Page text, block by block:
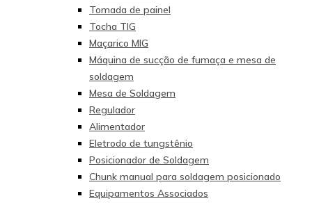
Tomada de painel
Tocha TIG
Maçarico MIG
Máquina de sucção de fumaça e mesa de
soldagem
Mesa de Soldagem
Regulador
Alimentador
Eletrodo de tungstênio
Posicionador de Soldagem
Chunk manual para soldagem posicionado
Equipamentos Associados